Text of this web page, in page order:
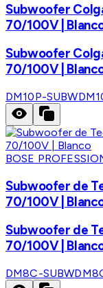
Subwoofer
70/100V |
Subwoofer
70/100V |
DM10P-SUBW
BOSE
Subwoofer de
70/100V |
Subwoofer de
70/100V |
DM8C-SUBW